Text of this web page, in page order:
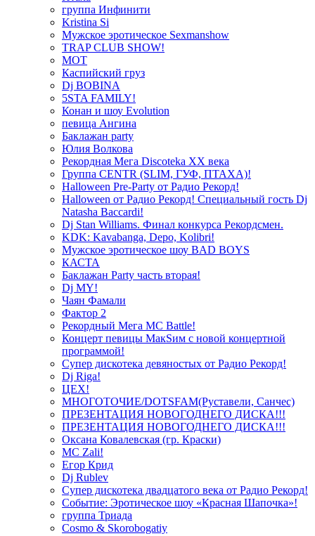
группа Инфинити
Kristina Si
Мужское эротическое Sexmanshow
TRAP CLUB SHOW!
МОТ
Каспийский груз
Dj BOBINA
5STA FAMILY!
Конан и шоу Evolution
певица Ангина
Баклажан party
Юлия Волкова
Рекордная Мега Discoteka XX века
Группа CENTR (SLIM, ГУФ, ПТАХА)!
Halloween Pre-Party от Радио Рекорд!
Halloween от Радио Рекорд! Специальный гость Dj
Natasha Baccardi!
Dj Stan Williams. Финал конкурса Рекордсмен.
KDK: Kavabanga, Depo, Kolibri!
Мужское эротическое шоу BAD BOYS
КАСТА
Баклажан Party часть вторая!
Dj MY!
Чаян Фамали
Фактор 2
Рекордный Мега МС Battle!
Концерт певицы МакSим с новой концертной
программой!
Супер дискотека девяностых от Радио Рекорд!
Dj Riga!
ЦЕХ!
МНОГОТОЧИЕ/DOTSFAM(Руставели, Санчес)
ПРЕЗЕНТАЦИЯ НОВОГОДНЕГО ДИСКА!!!
ПРЕЗЕНТАЦИЯ НОВОГОДНЕГО ДИСКА!!!
Оксана Ковалевская (гр. Краски)
MC Zali!
Егор Крид
Dj Rublev
Супер дискотека двадцатого века от Радио Рекорд!
Событие: Эротическое шоу «Красная Шапочка»!
группа Триада
Cosmo & Skorobogatiy